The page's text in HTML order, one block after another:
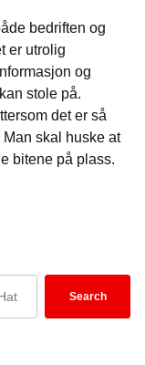
bedriften og
er utrolig
og
stole på.
det er så
skal huske at
bitene på plass.
Search